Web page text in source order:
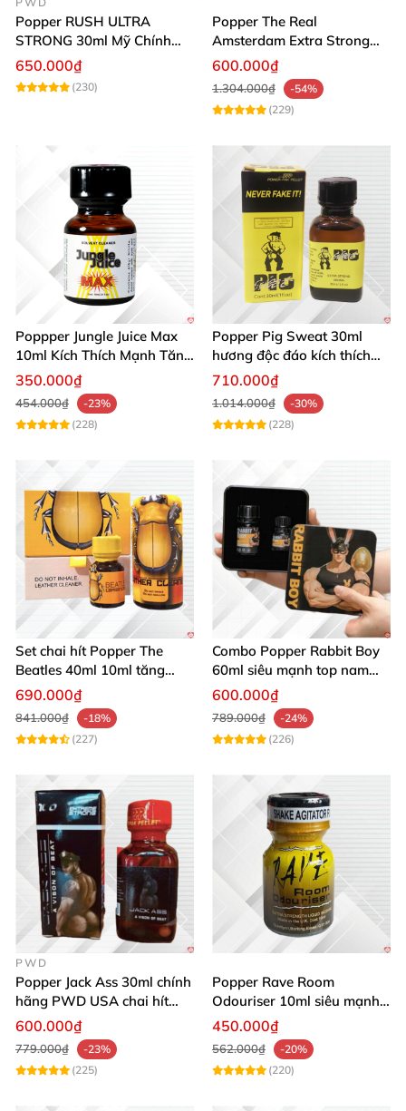
Popper RUSH ULTRA
STRONG 30ml Mỹ Chính
Hãng Tăng Hưng Phấn
650.000₫
(230)
Popper The Real
Amsterdam Extra Strong
30ml Hưng Phấn Mạnh Mẽ
600.000₫
1.304.000₫
-54%
(229)
Poppper Jungle Juice Max
10ml Kích Thích Mạnh Tăng
Ham Muốn Mua Ngay
350.000₫
454.000₫
-23%
(228)
Popper Pig Sweat 30ml
hương độc đáo kích thích
mạnh mẽ sảng khoái
710.000₫
1.014.000₫
-30%
(228)
Set chai hít Popper The
Beatles 40ml 10ml tăng
khoái cảm quan hệ
690.000₫
841.000₫
-18%
(227)
Combo Popper Rabbit Boy
60ml siêu mạnh top nam
cực hưng phấn
600.000₫
789.000₫
-24%
(226)
PWD
Popper Jack Ass 30ml chính
hãng PWD USA chai hít
cao cấp an toàn
600.000₫
779.000₫
-23%
(225)
Popper Rave Room
Odouriser 10ml siêu mạnh
kích thích cảm giác tăng
khoái cảm
450.000₫
562.000₫
-20%
(220)